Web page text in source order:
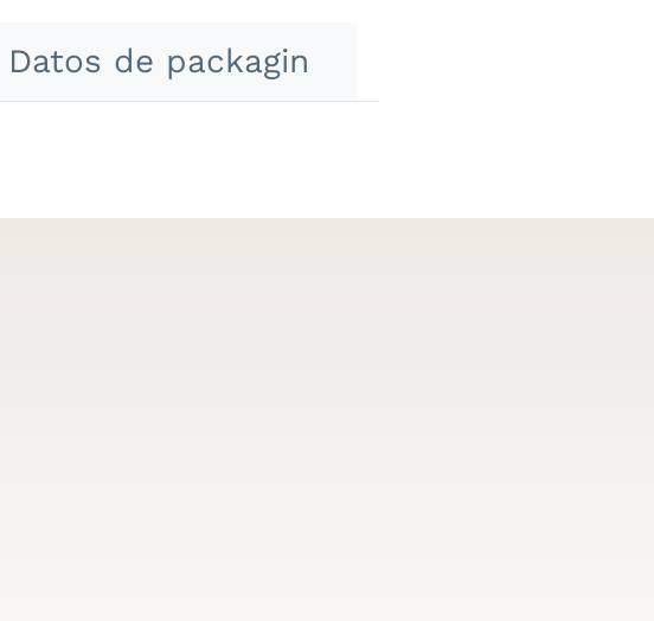
Datos de packagin